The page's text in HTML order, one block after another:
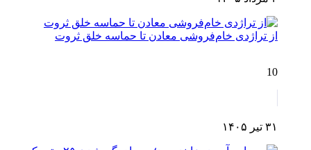
از تراژدی خام‌فروشی معادن تا حماسه خلق ثروت
10
۳۱ تیر ۱۴۰۵